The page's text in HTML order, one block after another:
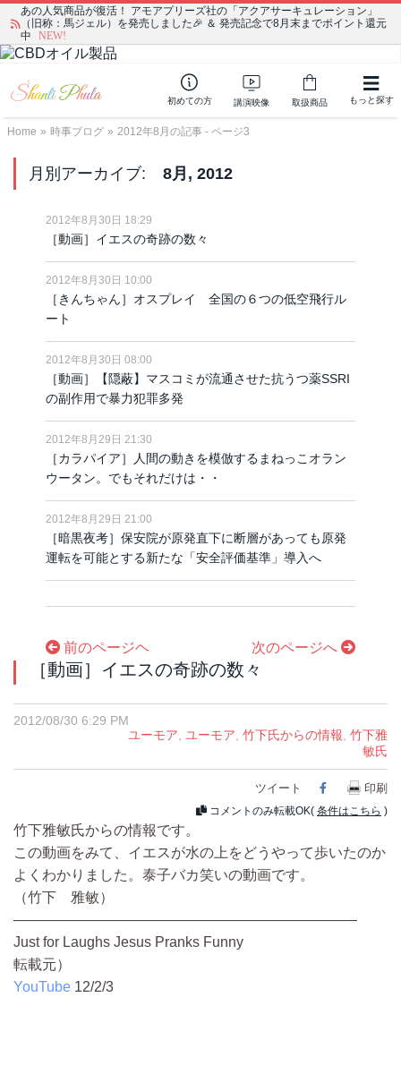
あの人気商品が復活！ アモアプリーズ社の「アクアサーキュレーション」
（旧称：馬ジェル）を発売しました🎉 ＆ 発売記念で8月末までポイント還元
中
NEW!
初めての方 講演映像 取扱商品 もっと探す
Home » 時事ブログ » 2012年8月の記事 - ページ3
月別アーカイブ: 8月, 2012
2012年8月30日 18:29
［動画］イエスの奇跡の数々
2012年8月30日 10:00
［きんちゃん］オスプレイ 全国の６つの低空飛行ル
ート
2012年8月30日 08:00
［動画］【隠蔽】マスコミが流通させた抗うつ薬SSRI
の副作用で暴力犯罪多発
2012年8月29日 21:30
［カラパイア］人間の動きを模倣するまねっこオラン
ウータン。でもそれだけは・・
2012年8月29日 21:00
［暗黒夜考］保安院が原発直下に断層があっても原発
運転を可能とする新たな「安全評価基準」導入へ
前のページヘ 次のページへ
［動画］イエスの奇跡の数々
2012/08/30 6:29 PM
ユーモア
ユーモア 竹下氏からの情報 竹下雅
敏氏
ツイート Facebook
印刷
コメントのみ転載OK( 条件はこちら )
竹下雅敏氏からの情報です。
この動画をみて、イエスが水の上をどうやって歩いたのか
よくわかりました。泰子バカ笑いの動画です。
（竹下 雅敏）
————————————————————————
Just for Laughs Jesus Pranks Funny
転載元）
YouTube 12/2/3